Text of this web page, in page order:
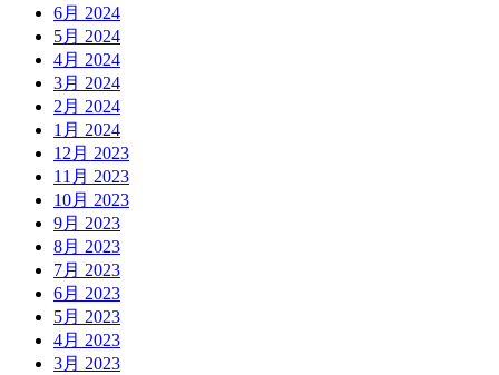
6月 2024
5月 2024
4月 2024
3月 2024
2月 2024
1月 2024
12月 2023
11月 2023
10月 2023
9月 2023
8月 2023
7月 2023
6月 2023
5月 2023
4月 2023
3月 2023